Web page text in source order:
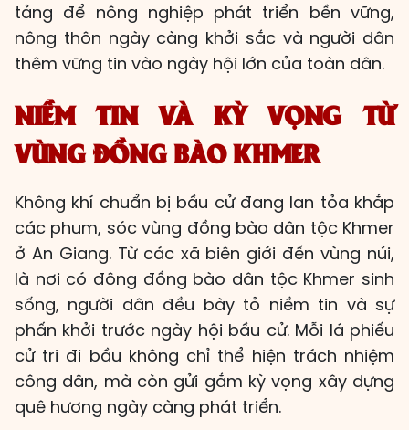
tảng để nông nghiệp phát triển bền vững,
nông thôn ngày càng khởi sắc và người dân
thêm vững tin vào ngày hội lớn của toàn dân.
NIỀM TIN VÀ KỲ VỌNG TỪ
VÙNG ĐỒNG BÀO KHMER
Không khí chuẩn bị bầu cử đang lan tỏa khắp
các phum, sóc vùng đồng bào dân tộc Khmer
ở An Giang. Từ các xã biên giới đến vùng núi,
là nơi có đông đồng bào dân tộc Khmer sinh
sống, người dân đều bày tỏ niềm tin và sự
phấn khởi trước ngày hội bầu cử. Mỗi lá phiếu
cử tri đi bầu không chỉ thể hiện trách nhiệm
công dân, mà còn gửi gắm kỳ vọng xây dựng
quê hương ngày càng phát triển.